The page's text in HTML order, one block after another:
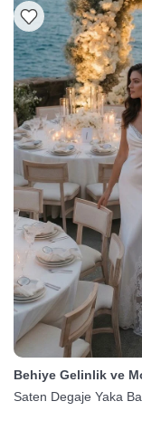
Behiye Gelinlik ve
Saten Degaje Yaka